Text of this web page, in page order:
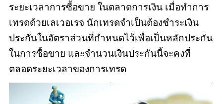
ระยะเวลาการซื้อขาย ในตลาดการเงิน เมื่อทำการ
เทรดด้วยเลเวอเรจ นักเทรดจำเป็นต้องชำระเงิน
ประกันในอัตราส่วนที่กำหนดไว้เพื่อเป็นหลักประกัน
ในการซื้อขาย และจำนวนเงินประกันนี้จะคงที่
ตลอดระยะเวลาของการเทรด